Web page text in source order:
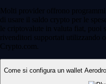
Molti provider offrono
di usare il saldo crypto per le
le criptovalute in valuta fiat, puoi
rivenditori supportati utilizzando
Crypto.com.
Come si configura un wallet